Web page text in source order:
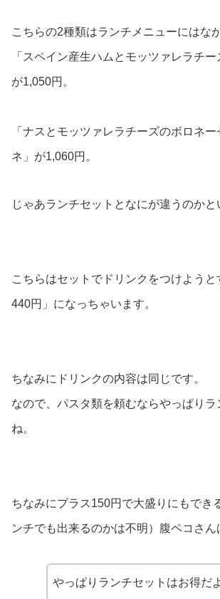
こちらの2種類はランチメニューにはな
「スペイン産生ハムとモッツァレラチー
が1,050円。
「ナスとモッツァレラチーズのボロネ
ネ」が1,060円。
じゃあランチセットとなにが違うのか
こちらはセットでドリンクをつけようと
440円」になっちゃいます。
ちなみにドリンクの内容は同じです。
なので、パスタ類を頼むならやっぱりラ
ね。
ちなみにプラス150円で大盛りにもでき
ンチでも出来るのかは不明）腹ペコさん
やっぱりランチセットはお得だ